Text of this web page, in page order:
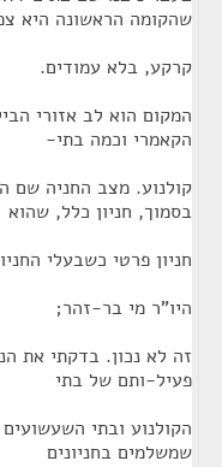
שהקומה הראשונה היא
קרקע, בלא עמודים.
המקום הוא לב אזורי
הקאמרי וכמה בתי-
קולנוע. מצב החניה שם
בסמוך, חניון כלל, שהוא
חניון פרטי כשבעלי
היו"ר מי בר-זהר;
זה לא נכון. בדקתי את
פעיל-ותם של בתי
הקולנוע ובתי
שמשלמים בחניונים